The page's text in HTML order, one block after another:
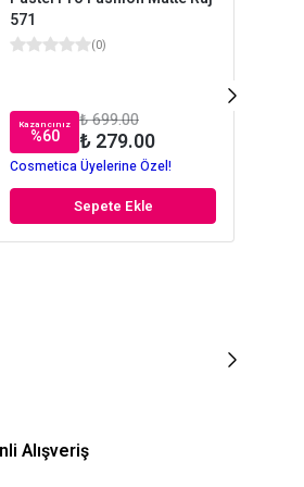
571
(0)
Kazancınız
%60
₺ 699.00
₺ 279.00
Cosmetica Üyelerine Özel!
Sepete Ekle
Alışveriş